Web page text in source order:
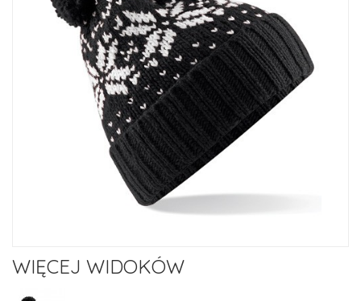
WIĘCEJ WIDOKÓW